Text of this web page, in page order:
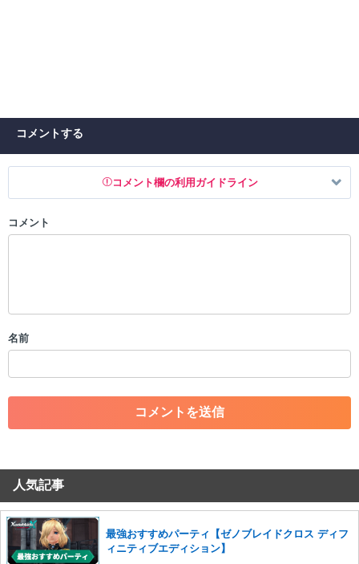
コメントする
コメント欄の利用ガイドライン
以下の書き込みを禁止とし、場合によってはコメント削除や書き込み制
・一度削除された投稿を再び投稿すること
・アカウントの売買など金銭が絡む内容の投稿
・各ゲームのネタバレを含む内容の投稿
・その他、管理者が不適切と判断した投稿
コメントの削除を申請する
せていただきます。ご了承ください。
※一度削除したコメントは復元ができませんのでご注意くだ
さい。
コメント
名前
人気記事
最強おすすめパーティ【ゼノブレイドクロス ディフ
ィニティブエディション】